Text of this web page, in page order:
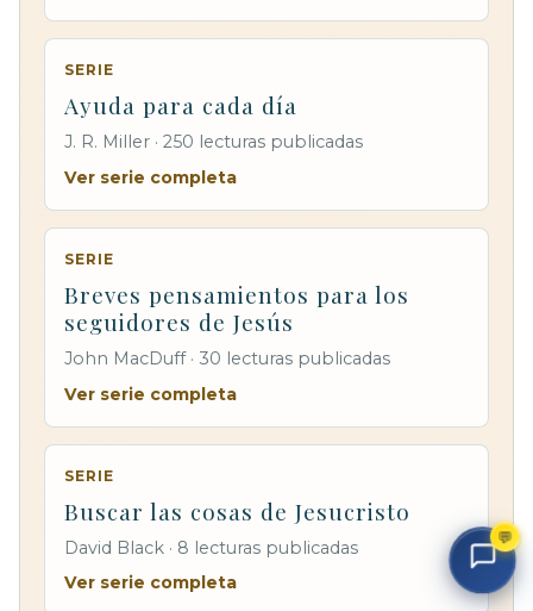
SERIE
Ayuda para cada día
J. R. Miller · 250 lecturas publicadas
Ver serie completa
SERIE
Breves pensamientos para los
seguidores de Jesús
John MacDuff · 30 lecturas publicadas
Ver serie completa
SERIE
Buscar las cosas de Jesucristo
David Black · 8 lecturas publicadas
Ver serie completa
💬